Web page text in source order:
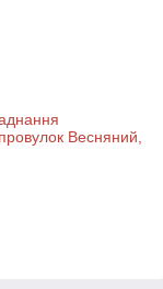
Весняний,